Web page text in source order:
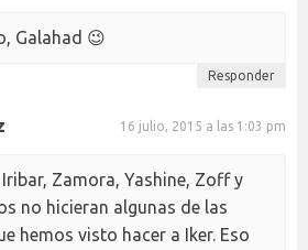
Galahad 😉
Responder
16 julio, 2015 a las 1:03 pm
Iribar, Zamora, Yashine, Zoff y
no hicieran algunas de las
hemos visto hacer a Iker. Eso